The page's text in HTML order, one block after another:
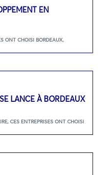
EN
ONT CHOISI BORDEAUX,
LANCE À BORDEAUX
, CES ENTREPRISES ONT CHOISI